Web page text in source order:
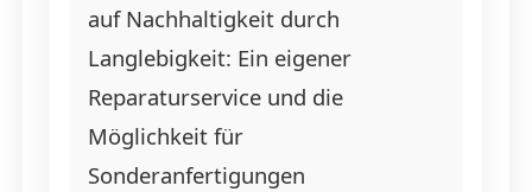
auf Nachhaltigkeit durch
Langlebigkeit: Ein eigener
Reparaturservice und die
Möglichkeit für
Sonderanfertigungen